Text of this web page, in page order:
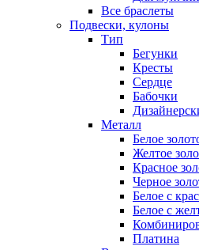
Все браслеты
Подвески, кулоны
Тип
Бегунки
Кресты
Сердце
Бабочки
Металл
Белое
Желтое
Красное
Черное
Белое с
Белое с
Платина